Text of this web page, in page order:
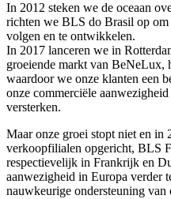
In 2012 steken we de oceaan
richten we BLS do Brasil op
volgen en te ontwikkelen.
In 2017 lanceren we in
groeiende markt van BeNeLux,
waardoor we onze klanten een
onze commerciële
versterken.
Maar onze groei stopt niet en in
verkoopfilialen opgericht, BLS
respectievelijk in Frankrijk en
aanwezigheid in Europa verder
nauwkeurige ondersteuning van